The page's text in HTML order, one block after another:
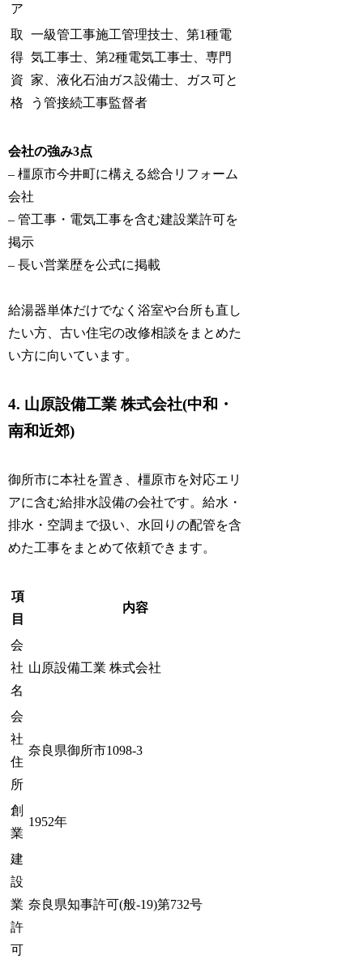
ア
取
得
資
格
一級管工事施工管理技士、第1種電
気工事士、第2種電気工事士、専門
家、液化石油ガス設備士、ガス可と
う管接続工事監督者
会社の強み3点
– 橿原市今井町に構える総合リフォーム
会社
– 管工事・電気工事を含む建設業許可を
掲示
– 長い営業歴を公式に掲載
給湯器単体だけでなく浴室や台所も直し
たい方、古い住宅の改修相談をまとめた
い方に向いています。
4. 山原設備工業 株式会社(中和・
南和近郊)
御所市に本社を置き、橿原市を対応エリ
アに含む給排水設備の会社です。給水・
排水・空調まで扱い、水回りの配管を含
めた工事をまとめて依頼できます。
項
目
内容
会
社
名
山原設備工業 株式会社
会
社
住
所
奈良県御所市1098-3
創
業
1952年
建
設
業
許
可
奈良県知事許可(般-19)第732号